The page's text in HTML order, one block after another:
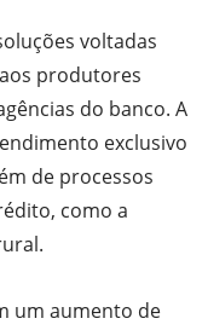
voltadas
produtores
do banco. A
exclusivo
de processos
como a
um aumento de